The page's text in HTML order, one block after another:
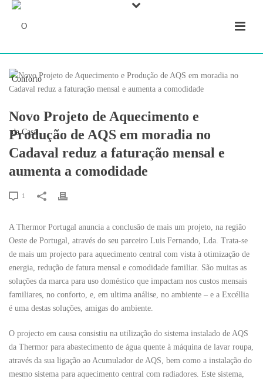
Novo Projeto de Aquecimento e
Produção de AQS em moradia no
Cadaval reduz a faturação mensal e
aumenta a comodidade
1
A Thermor Portugal anuncia a conclusão de mais um projeto, na região
Oeste de Portugal, através do seu parceiro Luis Fernando, Lda. Trata-se
de mais um projecto para aquecimento central com vista à otimização de
energia, redução de fatura mensal e comodidade familiar. São muitas as
soluções da marca para uso doméstico que impactam nos custos mensais
familiares, no conforto, e, em ultima análise, no ambiente – e a Excéllia
é uma destas soluções, amigas do ambiente.
O projecto em causa consistiu na utilização do sistema instalado de AQS
da Thermor para abastecimento de água quente à máquina de lavar roupa,
através da sua ligação ao Acumulador de AQS, bem como a instalação do
mesmo sistema para aquecimento central com radiadores. Este sistema,